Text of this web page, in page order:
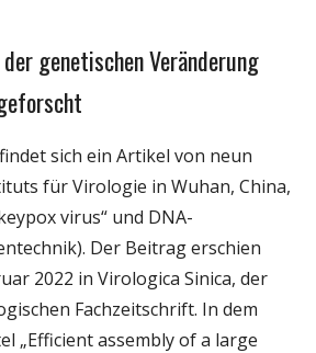
genetischen Veränderung
sich ein Artikel von neun
für Virologie in Wuhan, China,
virus“ und DNA-
Der Beitrag erschien
2022 in Virologica Sinica, der
Fachzeitschrift. In dem
„Efficient assembly of a large